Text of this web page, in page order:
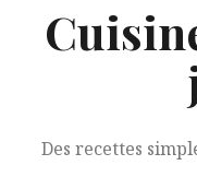
Des recettes